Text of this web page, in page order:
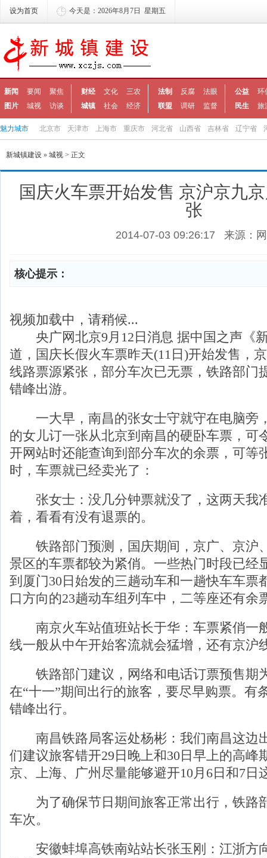
设为首页 今天是：2026年8月7日 星期五
新闻 要闻
聚焦
图片
城视 访谈
财经 文化
三农
城镇
社会 经济
法制 反腐
法眼
联盟
调研 监督
公益
环
民生
旅
魅力城市 北京市 天津市 上海市 重庆市 河北省 山西省 吉林省 辽宁省
新城镇建设 » 城视 > 正文
国庆火车票开始发售 京沪京九
张
2014-07-03 09:26:17 来源：
核心提示：
视频加载中，请稍候...
央广网北京9月12日消息 据中国之声《
道，国庆长假火车票昨天(11日)开始发售，
线路票源紧张，部分车次已无票，铁路部门
错峰出游。
一大早，南昌的张女士守就守在电脑旁
的女儿订一张从北京到南昌的硬卧车票，可
开网站时还能查询到部分车次的余票，可等
时，车票就已经卖光了：
张女士：没几分钟票就没了，这两天我
着，看看有没有退票的。
铁路部门预测，国庆期间，京广、京沪
景区的车票都较为紧俏。一些热门时段已经
到厦门30日始发的三趟动车和一趟快车车票
口方向的23趟动车组列车中，二等座还有余
南京火车站值班站长于华：车票紧俏一
线一般从中午开始客流就会猛增，还有京沪
铁路部门建议，网络和电话订票预售期
在“十一”期间出行的旅客，要尽早购票。有
错峰出行。
南昌铁路局客运处杨彬：我们南昌这边
们建议旅客错开29日晚上和30日早上的高峰
京、上海、广州尽量能够避开10月6日和7日
为了确保节日期间旅客正常出行，铁路
车次。
安徽蚌埠高铁南站站长张玉刚：江浙方